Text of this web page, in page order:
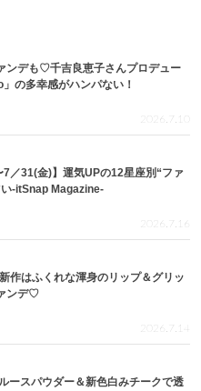
ンデも♡千吉良恵子さんプロデュー
の多幸感がハンパない！
2026.7.10
7／31(金)】運気UPの12星座別“ファ
-itSnap Magazine-
2026.7.16
作はふくれな渾身のリップ＆グリッ
ンデ♡
2026.7.14
ースパウダー＆新色白みチークで透